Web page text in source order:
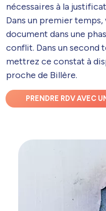
nécessaires à la
Dans un premier
document dans une
conflit. Dans un second
mettrez ce constat à
proche de Billère.
PRENDRE RDV AVEC